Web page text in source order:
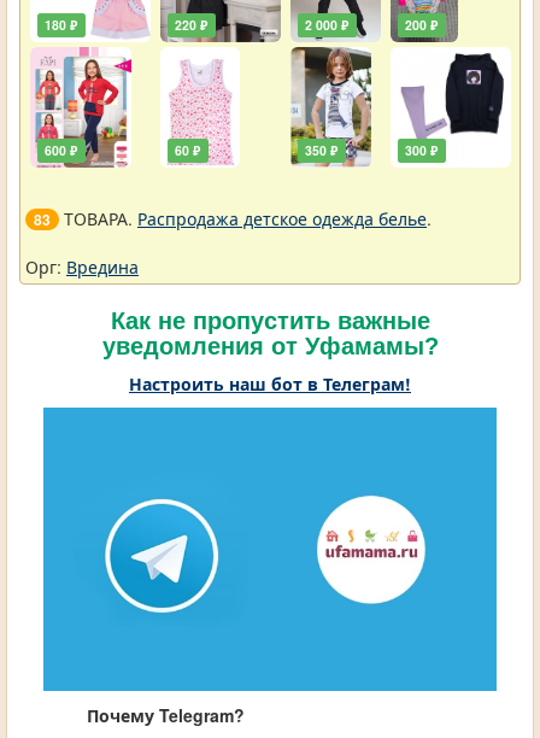
180 ₽
600 ₽
220 ₽
60 ₽
2 000 ₽
350 ₽
200 ₽
300 ₽
83 ТОВАРА. Распродажа детское одежда белье.
Орг: Вредина
Как не пропустить важные
уведомления от Уфамамы?
Настроить наш бот в Телеграм!
Почему Telegram?